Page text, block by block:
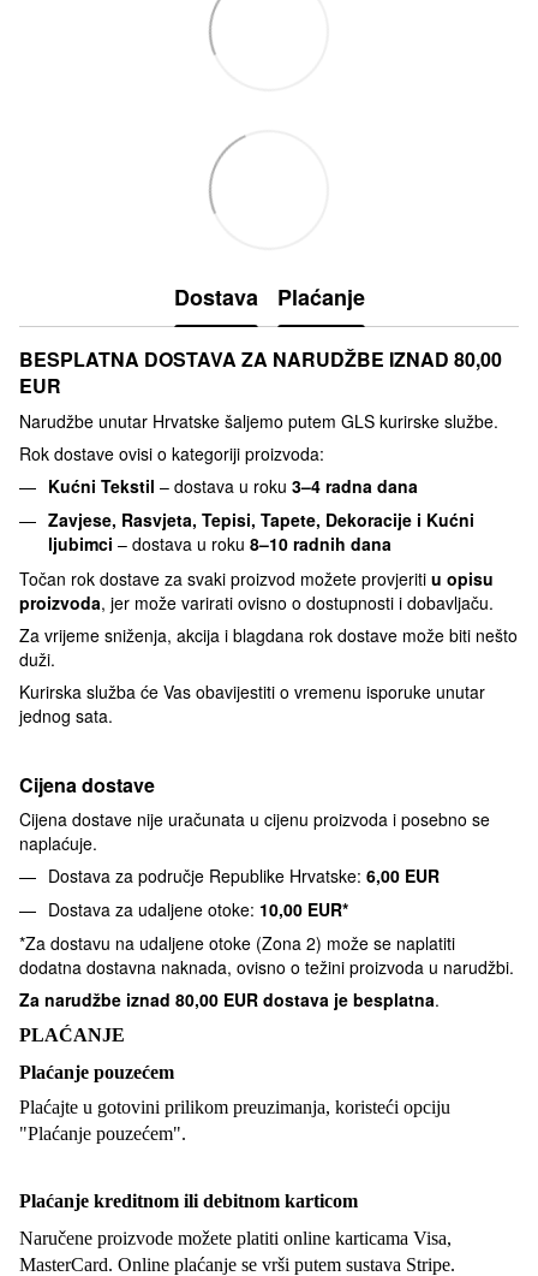
Dostava Plaćanje
BESPLATNA DOSTAVA ZA NARUDŽBE IZNAD 80,00
EUR
Narudžbe unutar Hrvatske šaljemo putem GLS kurirske službe.
Rok dostave ovisi o kategoriji proizvoda:
Kućni Tekstil – dostava u roku 3–4 radna dana
Zavjese, Rasvjeta, Tepisi, Tapete, Dekoracije i Kućni
ljubimci – dostava u roku 8–10 radnih dana
Točan rok dostave za svaki proizvod možete provjeriti u opisu
proizvoda, jer može varirati ovisno o dostupnosti i dobavljaču.
Za vrijeme sniženja, akcija i blagdana rok dostave može biti nešto
duži.
Kurirska služba će Vas obavijestiti o vremenu isporuke unutar
jednog sata.
Cijena dostave
Cijena dostave nije uračunata u cijenu proizvoda i posebno se
naplaćuje.
Dostava za područje Republike Hrvatske: 6,00 EUR
Dostava za udaljene otoke: 10,00 EUR*
*Za dostavu na udaljene otoke (Zona 2) može se naplatiti
dodatna dostavna naknada, ovisno o težini proizvoda u narudžbi.
Za narudžbe iznad 80,00 EUR dostava je besplatna.
PLAĆANJE
Plaćanje pouzećem
Plaćajte u gotovini prilikom preuzimanja, koristeći opciju
"Plaćanje pouzećem".
Plaćanje kreditnom ili debitnom karticom
Naručene proizvode možete platiti online karticama Visa,
MasterCard. Online plaćanje se vrši putem sustava Stripe.